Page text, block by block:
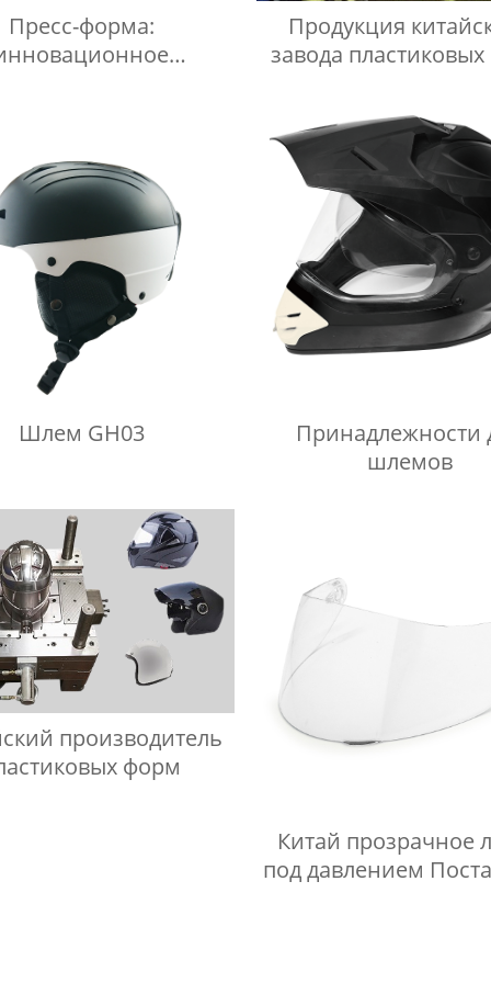
Пресс-форма:
Продукция
завода
Шлем GH03
Принадлежности
шлемов
производитель
форм
Китай прозрачное
под давлением